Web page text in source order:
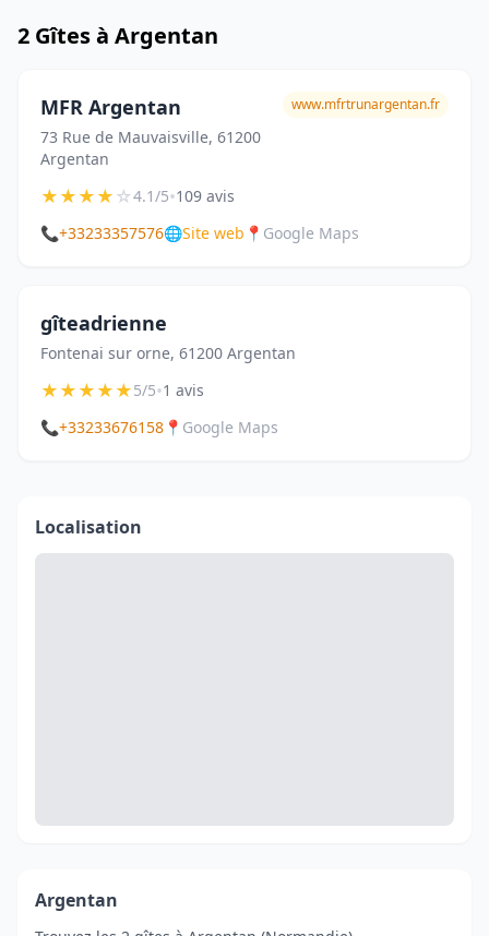
2 Gîtes à Argentan
MFR Argentan
73 Rue de Mauvaisville, 61200
Argentan
www.mfrtrunargentan.fr
★★★★☆4.1/5•109 avis
📞+33233357576🌐Site web 📍 Google Maps
gîteadrienne
Fontenai sur orne, 61200 Argentan
★★★★★5/5•1 avis
📞+33233676158 📍 Google Maps
Localisation
Argentan